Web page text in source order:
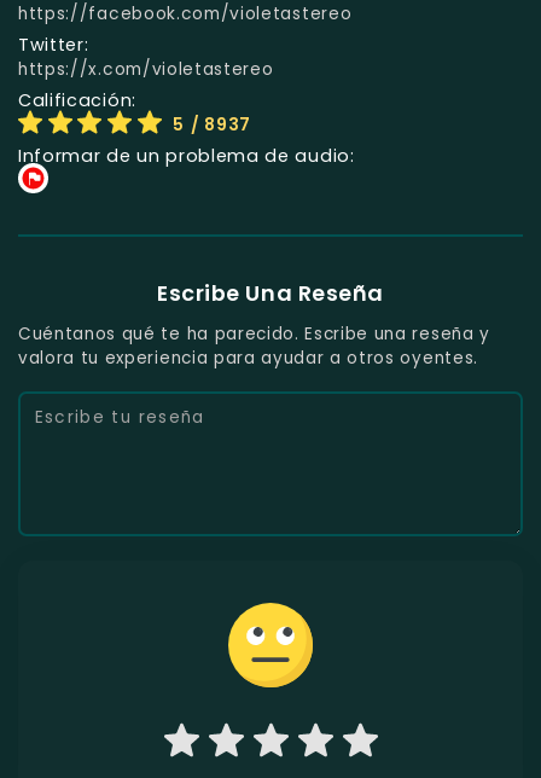
https://facebook.com/violetastereo
Twitter:
https://x.com/violetastereo
Calificación:
5 / 8937
Informar de un problema de audio:
Escribe Una Reseña
Cuéntanos qué te ha parecido. Escribe una reseña y
valora tu experiencia para ayudar a otros oyentes.